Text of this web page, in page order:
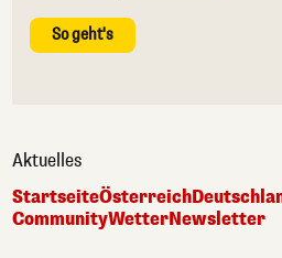
So geht's
Aktuelles
StartseiteÖsterreich
CommunityWetterNewsletter